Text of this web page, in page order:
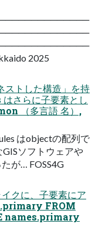
2025
トした構造」を持
さらに子要素とし
（多言語 名）,
はobjectの配列で
ソフトウェアや
が… FOSS4G
クに、子要素にア
FROM
names.primary